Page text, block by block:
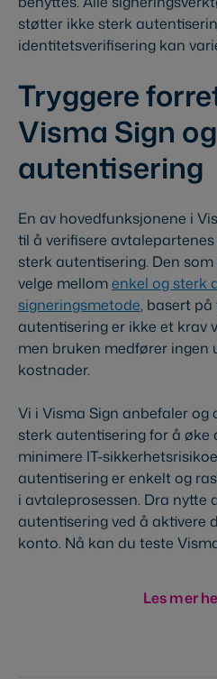
støtter ikke sterk
identitetsverifisering kan
Tryggere
Visma Sign
autentisering
En av hovedfunksjonene i
til å verifisere
sterk autentisering. Den
velge mellomenkel og sterk
signeringsmetode, basert
autentisering er ikke et krav
men bruken medfører ingen
kostnader.
Vi i Visma Sign anbefaler
sterk autentisering for å øke
minimere IT-
autentisering er enkelt og
i avtaleprosessen. Dra nytte
autentisering ved å aktivere
konto. Nå kan du teste
Les mer